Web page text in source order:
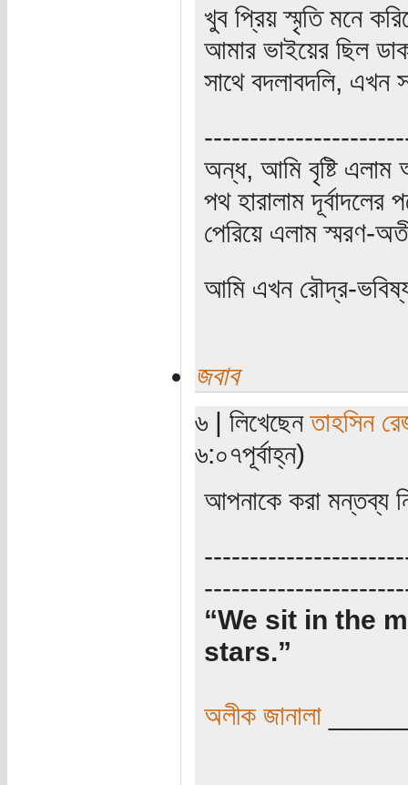
খুব প্রিয় স্মৃতি মনে
আমার ভাইয়ের ছিল
সাথে বদলাবদলি, এখন
অন্ধ, আমি বৃষ্টি
পথ হারালাম দূর্বাদলের
পেরিয়ে এলাম স্মরণ-
আমি এখন রৌদ্র-
জবাব
৬ | লিখেছেনতাহসিন
৬:০৭পূর্বাহ্ন)
আপনাকে করা মন্তব্য
“We sit in the
stars.”
অলীক জানালা